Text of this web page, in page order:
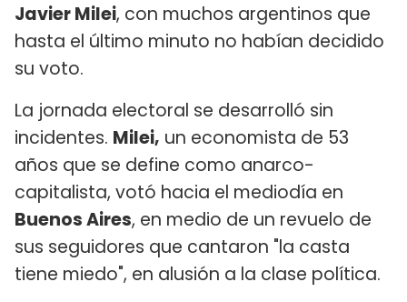
Javier Milei, con muchos argentinos que
hasta el último minuto no habían decidido
su voto.
La jornada electoral se desarrolló sin
incidentes. Milei, un economista de 53
años que se define como anarco-
capitalista, votó hacia el mediodía en
Buenos Aires, en medio de un revuelo de
sus seguidores que cantaron "la casta
tiene miedo", en alusión a la clase política.